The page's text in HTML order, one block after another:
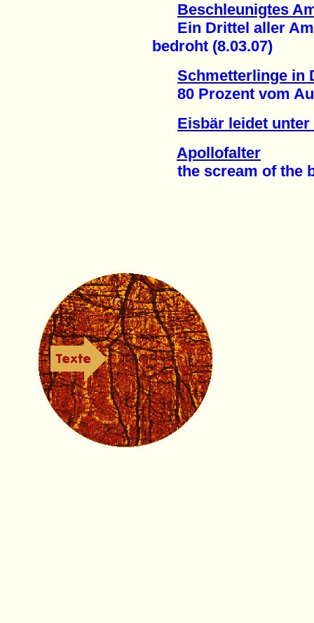
Beschleunigtes
Ein Drittel aller
bedroht (8.03.07)
Schmetterlinge in
80 Prozent vom
Eisbär leidet
Apollofalter
the scream of the